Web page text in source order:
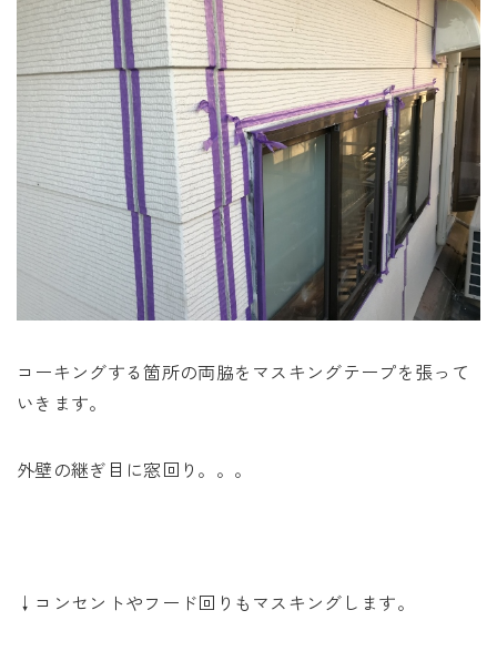
コーキングする箇所の両脇をマスキングテープを張って
いきます。
外壁の継ぎ目に窓回り。。。
↓コンセントやフード回りもマスキングします。